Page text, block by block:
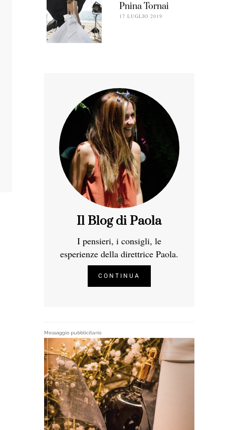
Pnina Tornai
17 LUGLIO 2019
Il Blog di Paola
I pensieri, i consigli, le
esperienze della direttrice Paola.
CONTINUA
Messaggio pubblicitario